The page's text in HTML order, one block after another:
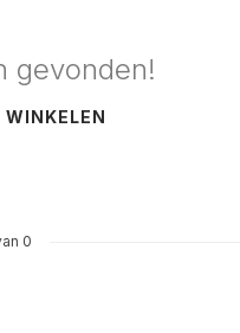
gevonden!
WINKELEN
0